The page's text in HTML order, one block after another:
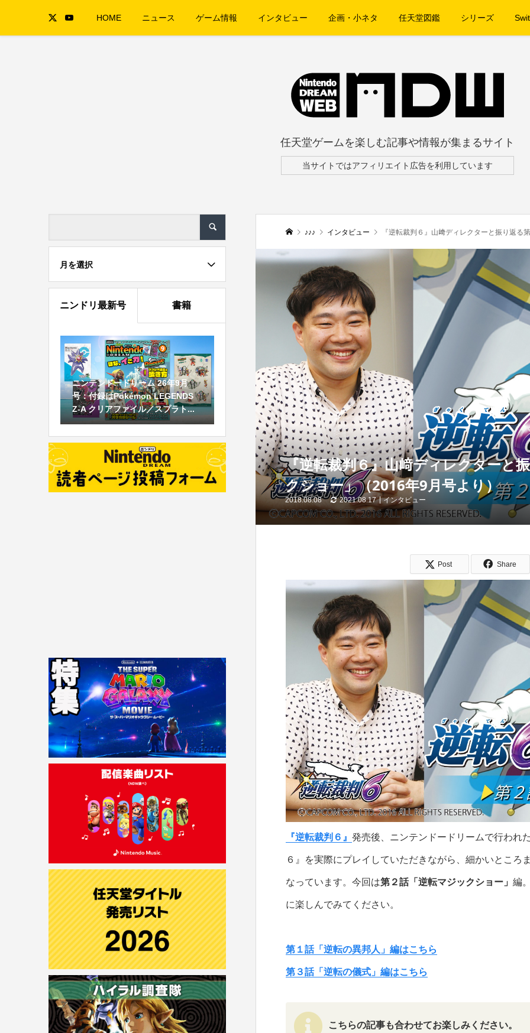
HOME ニュース ゲーム情報 インタビュー 企画・小ネタ 任天堂図鑑 シリーズ
任天堂ゲームを楽しむ記事や情報が集まるサイト
当サイトではアフィリエイト広告を利用しています
♪♪♪ インタビュー 『逆転裁判６』山﨑ディレクターと振り返
『逆転裁判６』山﨑ディレクターと
クショー」（2016年9月号より）
2018.08.08 2021.08.17 インタビュー
Post Share
『逆転裁判６』 発売後、ニンテンドードリームで行われ
６』を実際にプレイしていただきながら、細かいところ
なっています。今回は第２話「逆転マジックショー」 編
に楽しんでみてください。
第１話「逆転の異邦人」編はこちら
第３話「逆転の儀式」編はこちら
こちらの記事も合わせてお楽しみください。
月を選択
ニンドリ最新号 書籍
ニンテンドードリーム 26年9月
号：付録はPokémon LEGENDS
Z-A クリアファイル／スプラト...